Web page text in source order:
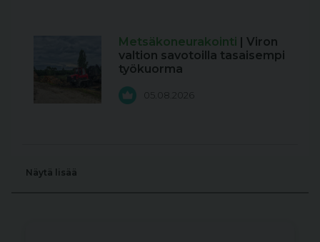
Metsäkoneurakointi | Viron
valtion savotoilla tasaisempi
työkuorma
05.08.2026
Näytä lisää